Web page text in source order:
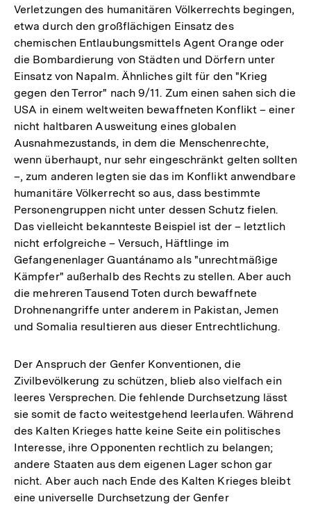
Verletzungen des humanitären Völkerrechts begingen,
etwa durch den großflächigen Einsatz des
chemischen Entlaubungsmittels Agent Orange oder
die Bombardierung von Städten und Dörfern unter
Einsatz von Napalm. Ähnliches gilt für den "Krieg
gegen den Terror" nach 9/11. Zum einen sahen sich die
USA in einem weltweiten bewaffneten Konflikt – einer
nicht haltbaren Ausweitung eines globalen
Ausnahmezustands, in dem die Menschenrechte,
wenn überhaupt, nur sehr eingeschränkt gelten sollten
–, zum anderen legten sie das im Konflikt anwendbare
humanitäre Völkerrecht so aus, dass bestimmte
Personengruppen nicht unter dessen Schutz fielen.
Das vielleicht bekannteste Beispiel ist der – letztlich
nicht erfolgreiche – Versuch, Häftlinge im
Gefangenenlager Guantánamo als "unrechtmäßige
Kämpfer" außerhalb des Rechts zu stellen. Aber auch
die mehreren Tausend Toten durch bewaffnete
Drohnenangriffe unter anderem in Pakistan, Jemen
und Somalia resultieren aus dieser Entrechtlichung.
Der Anspruch der Genfer Konventionen, die
Zivilbevölkerung zu schützen, blieb also vielfach ein
leeres Versprechen. Die fehlende Durchsetzung lässt
sie somit de facto weitestgehend leerlaufen. Während
des Kalten Krieges hatte keine Seite ein politisches
Interesse, ihre Opponenten rechtlich zu belangen;
andere Staaten aus dem eigenen Lager schon gar
nicht. Aber auch nach Ende des Kalten Krieges bleibt
eine universelle Durchsetzung der Genfer